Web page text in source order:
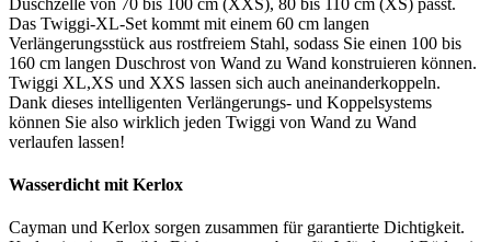
Das Twiggi-XL-Set kommt mit einem 60 cm langen
Verlängerungsstück aus rostfreiem Stahl, sodass Sie einen 100 bis
160 cm langen Duschrost von Wand zu Wand konstruieren können.
Twiggi XL,XS und XXS lassen sich auch aneinanderkoppeln.
Dank dieses intelligenten Verlängerungs- und Koppelsystems
können Sie also wirklich jeden Twiggi von Wand zu Wand
verlaufen lassen!
Wasserdicht mit Kerlox
Cayman und Kerlox sorgen zusammen für garantierte Dichtigkeit.